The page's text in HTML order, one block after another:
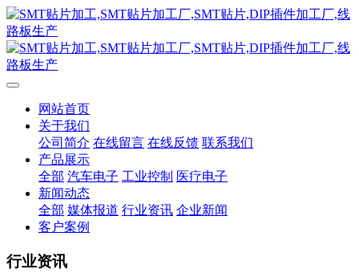
网站首页
关于我们
公司简介 在线留言 在线反馈 联系我们
产品展示
全部 汽车电子 工业控制 医疗电子
新闻动态
全部 媒体报道 行业资讯 企业新闻
客户案例
行业资讯